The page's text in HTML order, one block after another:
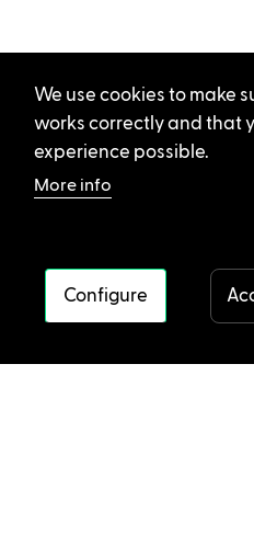
We use cookies to make
works correctly and that
experience possible.
More info
Configure